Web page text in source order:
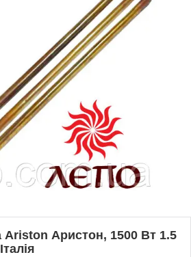
Аристон, 1500 Вт 1.5